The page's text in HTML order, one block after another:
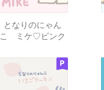
となりのにゃん
こ ミケ♡ピンク